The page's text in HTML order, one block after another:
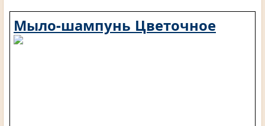
Мыло-шампунь Цветочное